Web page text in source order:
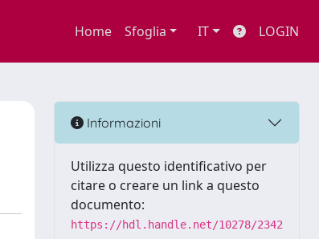
Home Sfoglia IT LOGIN
Informazioni
Utilizza questo identificativo per
citare o creare un link a questo
documento:
https://hdl.handle.net/10278/2342